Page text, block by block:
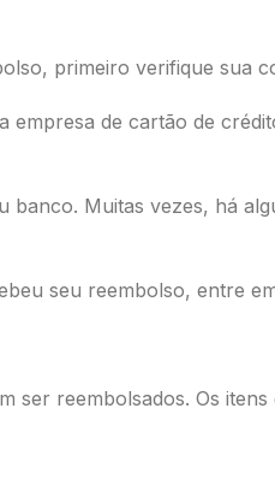
primeiro verifique sua
empresa de cartão de
banco. Muitas vezes, há
seu reembolso, entre
ser reembolsados. Os